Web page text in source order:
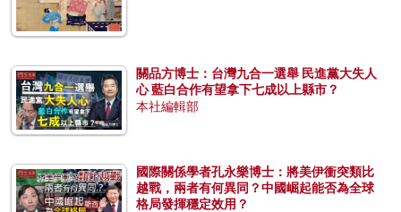
關品方博士：台灣九合一選舉 民進黨大失人
心 藍白合作有望拿下七成以上縣市？
本社編輯部
國際關係學者孔永樂博士：將美伊衝突類比
越戰，兩者有何異同？中國崛起能否為全球
格局發揮穩定效用？